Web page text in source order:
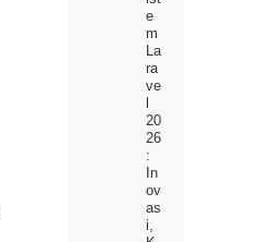
e
m
La
ra
ve
20
26
:
In
ov
as
i,